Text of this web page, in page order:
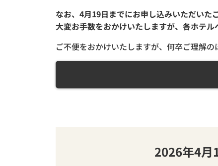
なお、4月19日までにお申し込みいただいた
大変お手数をおかけいたしますが、各ホテ
ご不便をおかけいたしますが、何卒ご理解の
2026年4月